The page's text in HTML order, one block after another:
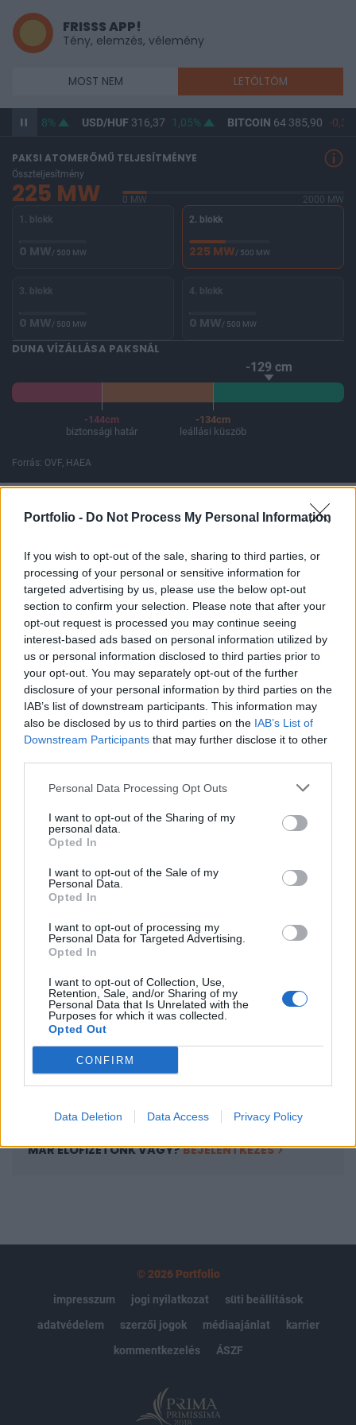
Portfolio - Do Not Process My Personal Information
If you wish to opt-out of the sale, sharing to third parties, or
processing of your personal or sensitive information for
targeted advertising by us, please use the below opt-out
section to confirm your selection. Please note that after your
opt-out request is processed you may continue seeing
interest-based ads based on personal information utilized by
us or personal information disclosed to third parties prior to
your opt-out. You may separately opt-out of the further
disclosure of your personal information by third parties on the
IAB’s list of downstream participants. This information may
also be disclosed by us to third parties on the IAB’s List of
Downstream Participants that may further disclose it to other
Personal Data Processing Opt Outs
I want to opt-out of the Sharing of my
personal data.
Opted In
I want to opt-out of the Sale of my
Personal Data.
Opted In
I want to opt-out of processing my
Personal Data for Targeted Advertising.
Opted In
I want to opt-out of Collection, Use,
Retention, Sale, and/or Sharing of my
Personal Data that Is Unrelated with the
Purposes for which it was collected.
Opted Out
CONFIRM
Data Deletion Data Access Privacy Policy
FRISSS APP!
Tény, elemzés, vélemény
MOST NEM LETÖLTÖM
0,8% USD/HUF 316,37 1,05% BITCOIN 64 385,90 -
PAKSI ATOMERŐMŰ TELJESÍTMÉNYE
Összteljesítmény
225 MW 0 MW
2000 MW
1. blokk
0 MW/ 500 MW
2. blokk
225 MW/ 500 MW
3. blokk
0 MW/ 500 MW
4. blokk
0 MW/ 500 MW
DUNA VÍZÁLLÁSA PAKSNÁL
-129 cm
-144cm
biztonsági határ
-134cm
leállási küszöb
Forrás: OVF, HAEA
ELŐFIZETŐI TARTALOM
Itt a felminősítés - Elszáll az OTP,
a Mol, a Richter és a Telekom?
Nagy Viktor
2016. szeptember 19. 04:15
A Fitch után a Standard & Poor's is felminősítette
Magyarországot Mivel már két hitelminősítőnél is
kikerültünk a bóvli kategóriából, hatalmas tőke mozdulhat
meg a magyar eszközök, így a magyar részvények felé
a budapesti tőzsde akkor már zárva volt, a magyar
részvényárfolyamok csak hétfőn reagálhatnakNagy...
KEDVES OLVASÓNK!
A keresett cikk a portfolio.hu hírarchívumához
tartozik, melynek olvasása előfizetéses
regisztrációhoz kötött.
Az előfizetés a következőket tartalmazza:
Portfolio.hu teljes cikkarchívum
Kötéslisták: BÉT elmúlt 2 év napon belüli
MÁR ELŐFIZETŐNK VAGY?BEJELENTKEZÉS
© 2026 Portfolio
impresszum
jogi nyilatkozat
süti beállítások
adatvédelem
szerzői jogok médiaajánlat
karrier
kommentkezelés
ÁSZF